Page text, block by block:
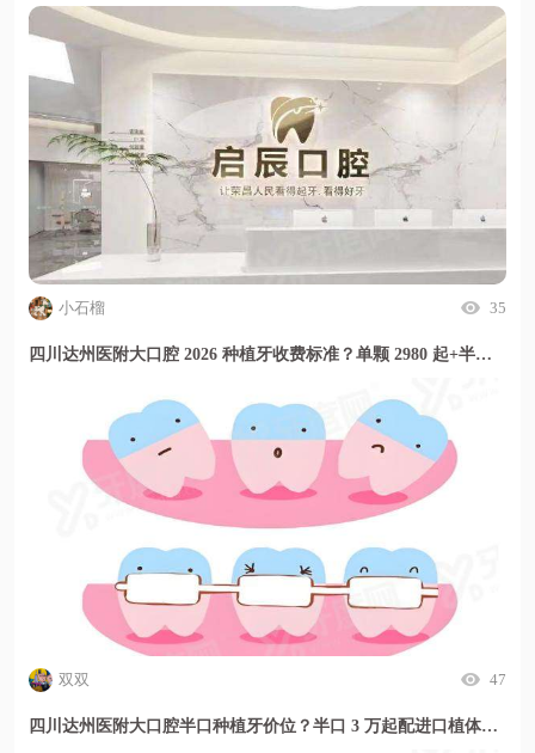
小石榴 35
四川达州医附大口腔 2026 种植牙收费标准？单颗 2980 起+半口优惠多，价格透明放心种
双双 47
四川达州医附大口腔半口种植牙价位？半口 3 万起配进口植体，缺牙修复方案更安心